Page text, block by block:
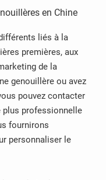
en Chine
liés à la
premières, aux
de la
genouillère ou avez
pouvez contacter
plus professionnelle
fournirons
personnaliser le